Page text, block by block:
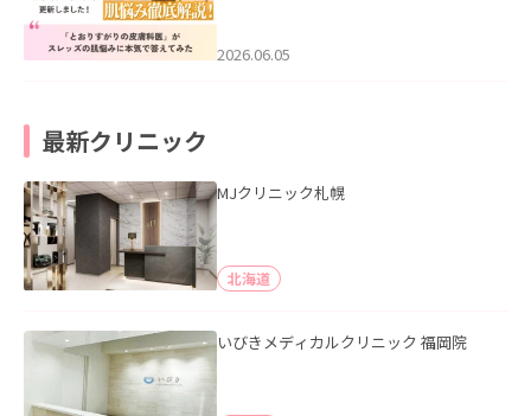
2026.06.05
最新クリニック
MJクリニック札幌
北海道
いびきメディカルクリニック 福岡院